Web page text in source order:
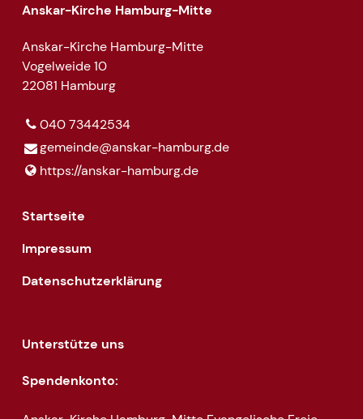
Anskar-Kirche Hamburg-Mitte
Anskar-Kirche Hamburg-Mitte
Vogelweide 10
22081 Hamburg
040 73442534
gemeinde@​anskar-hamburg.​de
https://anskar-hamburg.​de
Startseite
Impressum
Datenschutzerklärung
Unterstütze uns
Spendenkonto: